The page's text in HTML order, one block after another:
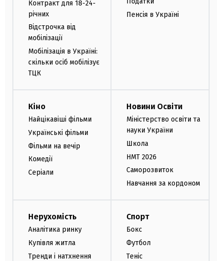
Контракт для 18-24-
річних
Відстрочка від
мобілізації
Мобілізація в Україні:
скільки осіб мобілізує
ТЦК
Пенсія в Україні
Кіно
Найцікавіші фільми
Українські фільми
Фільми на вечір
Комедії
Серіали
Новини Освіти
Міністерство освіти та
науки України
Школа
НМТ 2026
Саморозвиток
Навчання за кордоном
Нерухомість
Аналітика ринку
Купівля житла
Тренди і натхнення
Спорт
Бокс
Футбол
Теніс